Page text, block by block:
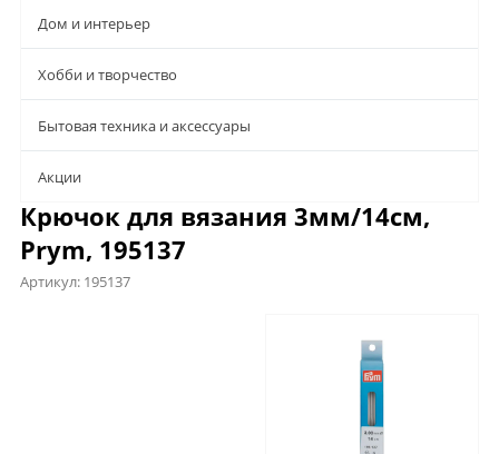
Дом и интерьер
Хобби и творчество
Бытовая техника и аксессуары
Aкции
Крючок для вязания 3мм/14см,
Prym, 195137
Артикул: 195137